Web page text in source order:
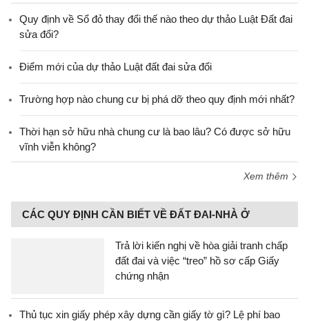
Quy định về Sổ đỏ thay đổi thế nào theo dự thảo Luật Đất đai
sửa đổi?
Điểm mới của dự thảo Luật đất đai sửa đổi
Trường hợp nào chung cư bị phá dỡ theo quy định mới nhất?
Thời hạn sở hữu nhà chung cư là bao lâu? Có được sở hữu
vĩnh viễn không?
Xem thêm
CÁC QUY ĐỊNH CẦN BIẾT VỀ ĐẤT ĐAI-NHÀ Ở
Trả lời kiến nghị về hòa giải tranh chấp
đất đai và việc “treo” hồ sơ cấp Giấy
chứng nhận
Thủ tục xin giấy phép xây dựng cần giấy tờ gì? Lệ phí bao